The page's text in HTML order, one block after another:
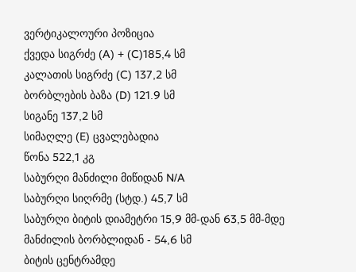
ვერტიკალოური პოზიცია
ქვედა სიგრძე (A) + (C)185,4 სმ
კალათის სიგრძე (C) 137,2 სმ
ბორბლების ბაზა (D) 121.9 სმ
სიგანე 137,2 სმ
სიმაღლე (E) ცვალებადია
წონა 522,1 კგ
საბურღი მანძილი მიწიდან N/A
საბურღი სიღრმე (სტდ.) 45,7 სმ
საბურღი ბიტის დიამეტრი 15,9 მმ-დან 63,5 მმ-მდე
მანძილის ბორბლიდან - 54,6 სმ
ბიტის ცენტრამდე